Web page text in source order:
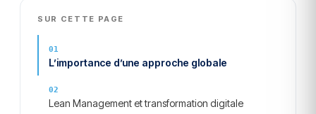
SUR CETTE PAGE
L’importance d’une approche globale
Lean Management et transformation digitale